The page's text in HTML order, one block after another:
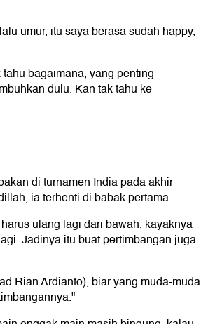
umur, itu saya berasa sudah happy,
bagaimana, yang penting
dulu. Kan tak tahu ke
di turnamen India pada akhir
ia terhenti di babak pertama.
ulang lagi dari bawah, kayaknya
Jadinya itu buat pertimbangan juga
Rian Ardianto), biar yang muda-muda